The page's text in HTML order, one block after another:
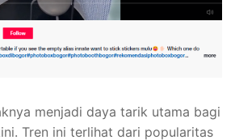
menjadi daya tarik utama bagi
Tren ini terlihat dari popularitas